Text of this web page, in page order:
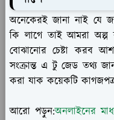
অনেকেরই জানা নাই যে
কি লাগে তাই আমরা অল্প
বোঝানোর চেষ্টা করব
সংক্রান্ত এ টু জেড তথ্য
করা যাক কয়েকটি
আরো পড়ুন:অনলাইনের